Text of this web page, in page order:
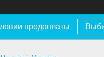
предоплаты